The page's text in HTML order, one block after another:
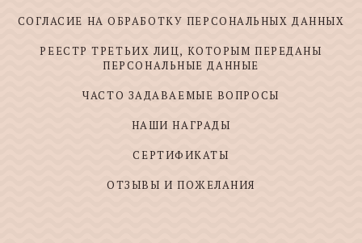
СОГЛАСИЕ НА ОБРАБОТКУ ПЕРСОНАЛЬНЫХ ДАННЫХ
РЕЕСТР ТРЕТЬИХ ЛИЦ, КОТОРЫМ ПЕРЕДАНЫ
ПЕРСОНАЛЬНЫЕ ДАННЫЕ
ЧАСТО ЗАДАВАЕМЫЕ ВОПРОСЫ
НАШИ НАГРАДЫ
СЕРТИФИКАТЫ
ОТЗЫВЫ И ПОЖЕЛАНИЯ